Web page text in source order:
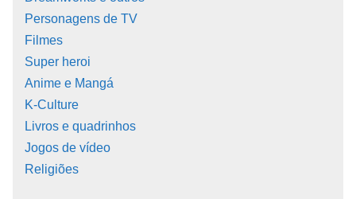
Personagens de TV
Filmes
Super heroi
Anime e Mangá
K-Culture
Livros e quadrinhos
Jogos de vídeo
Religiões